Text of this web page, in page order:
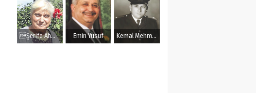
Şerife Ahmet Emin Yusuf Kemal Mehmet Kanmaz